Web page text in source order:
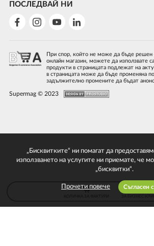
ПОСЛЕДВАЙ НИ
При спор, който не може да бъде решен
онлайн магазин, можете да използвате
продукти в страницата подлежат на
в страницата може да бъде променяна
задължително промените да бъдат
Supermag © 2023
„Бисквитките“ ни помагат да
използването на услугите ни приемате, че
„бисквитки“.
Прочети повече Съгласен